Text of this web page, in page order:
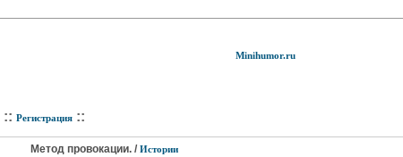
Minihumor.ru
:: Регистрация ::
Метод провокации. / Истории